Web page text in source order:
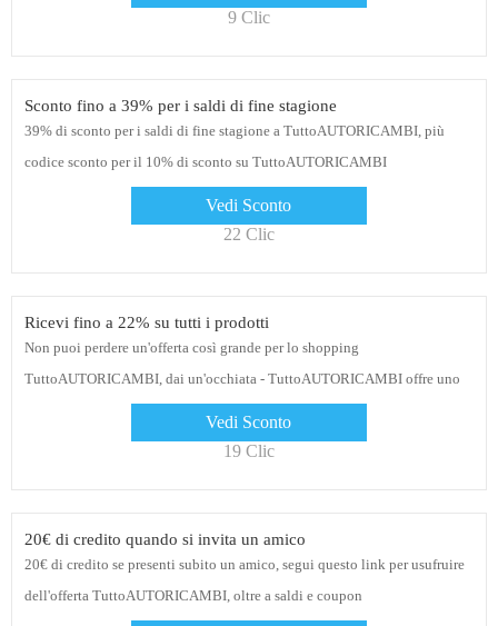
9 Clic
Sconto fino a 39% per i saldi di fine stagione
39% di sconto per i saldi di fine stagione a TuttoAUTORICAMBI, più
codice sconto per il 10% di sconto su TuttoAUTORICAMBI
Vedi Sconto
22 Clic
Ricevi fino a 22% su tutti i prodotti
Non puoi perdere un'offerta così grande per lo shopping
TuttoAUTORICAMBI, dai un'occhiata - TuttoAUTORICAMBI offre uno
Vedi Sconto
19 Clic
20€ di credito quando si invita un amico
20€ di credito se presenti subito un amico, segui questo link per usufruire
dell'offerta TuttoAUTORICAMBI, oltre a saldi e coupon